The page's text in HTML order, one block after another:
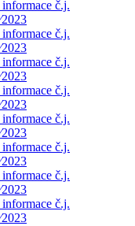
č.j.
č.j.
č.j.
č.j.
č.j.
č.j.
č.j.
č.j.